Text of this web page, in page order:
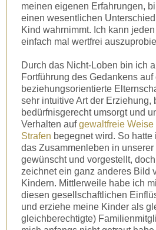
meinen eigenen Erfahrungen,
einen wesentlichen
Kind wahrnimmt. Ich kann
einfach mal wertfrei
Durch das Nicht-Loben bin ich
Fortführung des Gedankens
beziehungsorientierte
sehr intuitive Art der Erziehung,
bedürfnisgerecht umsorgt und
Verhalten aufgewaltfreie Weise
Strafen begegnet wird. So hatte
das Zusammenleben in
gewünscht und vorgestellt,
zeichnet ein ganz anderes Bild
Kindern. Mittlerweile habe ich
diesen gesellschaftlichen
und erziehe meine Kinder als
gleichberechtigte)